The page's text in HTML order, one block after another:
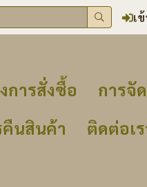
เ
การสั่งซื้อ การจั
คืนสินค้า
ติดต่อเ